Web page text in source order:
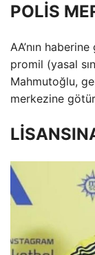
POLİS
AA’nın
promil (yasal
Mahmutoğlu,
merkezine